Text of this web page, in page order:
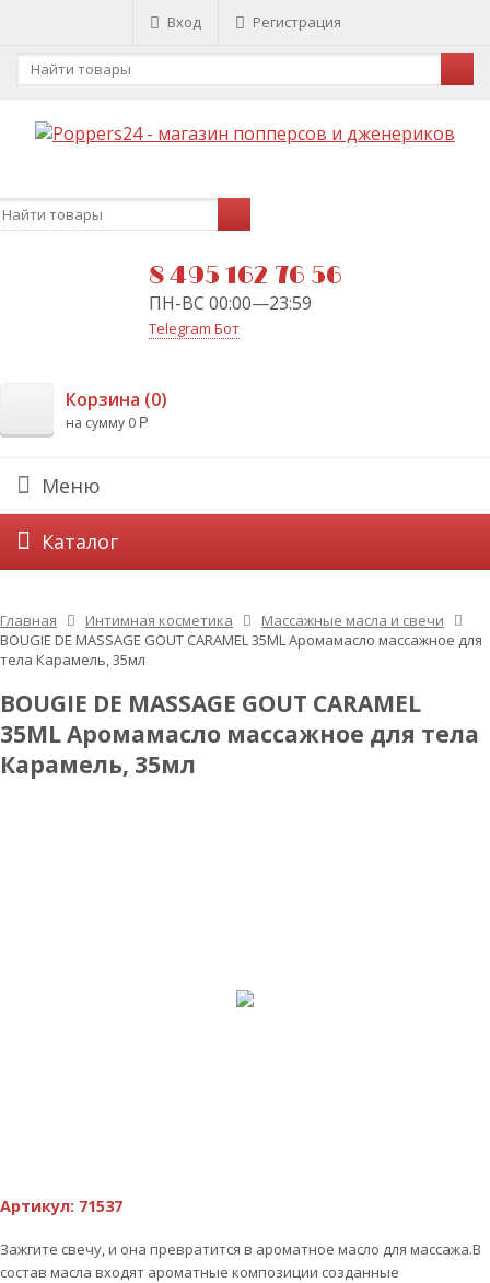
Вход Регистрация
8 495 162 76 56
ПН-ВС 00:00—23:59
Telegram Бот
Корзина (0)
на сумму 0 Р
Меню
Каталог
Главная Интимная косметика
Массажные масла и свечи
BOUGIE DE MASSAGE GOUT CARAMEL 35ML Аромамасло массажное для
тела Карамель, 35мл
BOUGIE DE MASSAGE GOUT CARAMEL
35ML Аромамасло массажное для тела
Карамель, 35мл
Артикул: 71537
Зажгите свечу, и она превратится в ароматное масло для массажа.В
состав масла входят ароматные композиции созданные